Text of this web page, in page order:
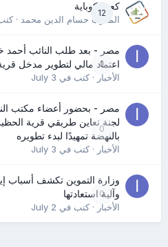
12
كعب كوباية
المدرب حسام الدين محمد·
0
مصر - بعد طلب النائب أحمد
اعتماد مالي لتطوير مدخل
الأخبار· كتب في July 3
0
مصر - بحضور أعضاء مكتب
لجنة تعاين طريقي قرية
بالنهضة تمهيدًا لبدء تطويره
الأخبار· كتب في July 3
0
وزارة التموين تكشف أسباب
وآلية استعادتها
الأخبار· كتب في July 2